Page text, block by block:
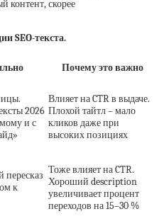
контент, скорее
SEO-текста.
Почему это важно
2026
и с
Влияет на CTR в выдаче.
Плохой тайтл – мало
кликов даже при
высоких позициях
пересказ
к
Тоже влияет на CTR.
Хороший description
увеличивает процент
переходов на 15–30 %